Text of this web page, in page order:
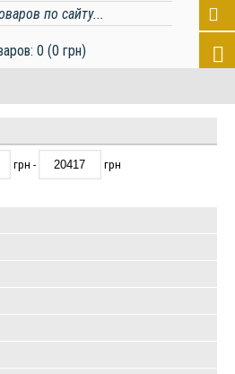
0 (0 грн)
грн - грн